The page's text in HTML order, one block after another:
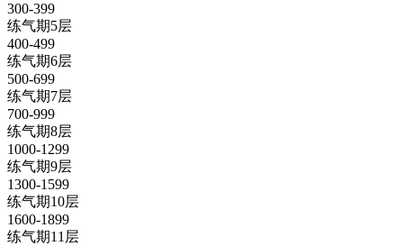
300-399
练气期5层
400-499
练气期6层
500-699
练气期7层
700-999
练气期8层
1000-1299
练气期9层
1300-1599
练气期10层
1600-1899
练气期11层